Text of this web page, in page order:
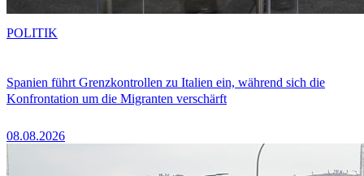
Spanien führt Grenzkontrollen zu Italien ein, während sich die
Konfrontation um die Migranten verschärft
08.08.2026
POLITIK